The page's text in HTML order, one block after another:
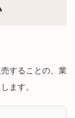
することの、業
ます。